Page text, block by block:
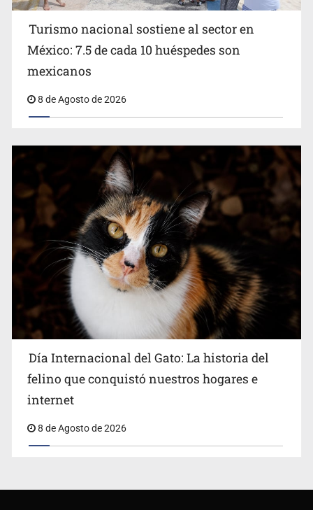
Belinda se corona como la más bella de 2026 en People
Turismo nacional sostiene al sector en
México: 7.5 de cada 10 huéspedes son
mexicanos
8 de Agosto de 2026
Día Internacional del Gato: La historia del
felino que conquistó nuestros hogares e
internet
8 de Agosto de 2026